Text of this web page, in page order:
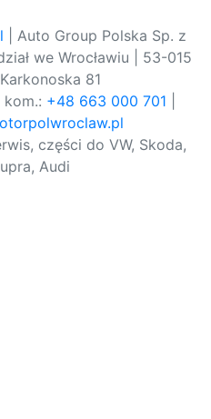
| Auto Group Polska Sp. z
we Wrocławiu | 53-015
81
| kom.: +48 663 000 701
części do VW, Skoda,
Audi